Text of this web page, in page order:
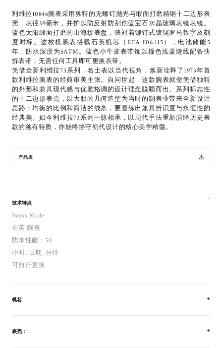
利维拉10846腕表采用独特的无螺钉抛光与缎面打磨精钢十二边形表
壳，表径39毫米，并护以防反射防刮伤蓝宝石水晶玻璃表镜表镜。
蓝色太阳缎面打磨的山海纹表盘，映衬着铆钉式镀铑罗马数字及刻
度时标。这枚机腕表搭载石英机芯（ETA F06.115），电池储能5
年，防水深度为5ATM。蓝色小牛皮表带饰以撞色浅蓝缝线配备快
拆表带，无需任何工具即可更换表带。
凭借全新利维拉73系列，名士表以当代视角，焕新诠释了1973年首
款利维拉腕表的经典审美主张。自问世起，这款腕表就便凭借独特
的外形和兼具现代感与优雅格调的设计理念脱颖而出。系列标志性
的十二边形表壳，以大胆的几何造型为当时的制表业带来全新设计
思路；均衡的比例和简洁的线条，更凝练出兼具辨识度与永恒性的
经典美。如今利维拉73系列一脉相承，以现代手法重新演绎历史表
款的独有特质，亦始终恪守初代设计的核心美学精髓。
产品表
技术特点
Swiss Made
石英 腕表
防水性能：50
小时, 日期, 分钟
可自行更换
机芯
表壳：